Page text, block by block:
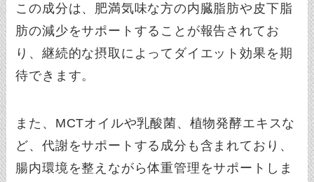
この成分は、肥満気味な方の内臓脂肪や皮下脂
肪の減少をサポートすることが報告されてお
り、継続的な摂取によってダイエット効果を期
待できます。
また、MCTオイルや乳酸菌、植物発酵エキスな
ど、代謝をサポートする成分も含まれており、
腸内環境を整えながら体重管理をサポートしま